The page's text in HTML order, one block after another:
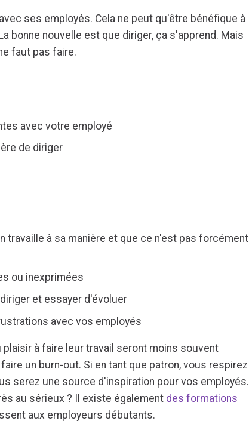
ses employés. Cela ne peut qu'être bénéfique à
bonne nouvelle est que diriger, ça s'apprend. Mais
faut pas faire.
avec votre employé
de diriger
travaille à sa manière et que ce n'est pas forcément
ou inexprimées
et essayer d'évoluer
avec vos employés
à faire leur travail seront moins souvent
un burn-out. Si en tant que patron, vous respirez
serez une source d'inspiration pour vos employés.
au sérieux ? Il existe également des formations
aux employeurs débutants.